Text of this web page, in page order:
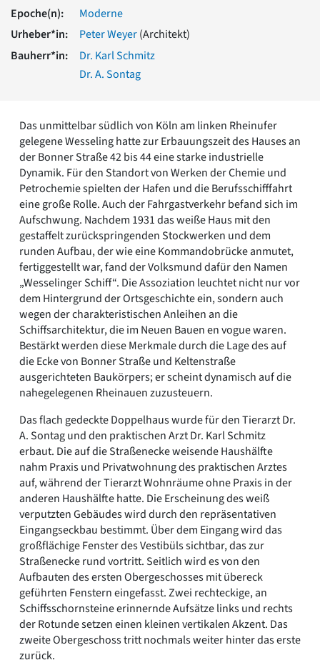
Romanik
Vorromanik
Römische Antike
Über uns
Freunde & Förderer
Kontakt
Impressum
Datenschutz
Suchbegriff eingeben
Epoche(n):
Moderne
Urheber*in:
Peter Weyer(Architekt)
Bauherr*in:
Dr. Karl Schmitz
Dr. A. Sontag
Das unmittelbar südlich von Köln am linken Rheinufer
gelegene Wesseling hatte zur Erbauungszeit des Hauses an
der Bonner Straße 42 bis 44 eine starke industrielle
Dynamik. Für den Standort von Werken der Chemie und
Petrochemie spielten der Hafen und die Berufsschifffahrt
eine große Rolle. Auch der Fahrgastverkehr befand sich im
Aufschwung. Nachdem 1931 das weiße Haus mit den
gestaffelt zurückspringenden Stockwerken und dem
runden Aufbau, der wie eine Kommandobrücke anmutet,
fertiggestellt war, fand der Volksmund dafür den Namen
„Wesselinger Schiff“. Die Assoziation leuchtet nicht nur vor
dem Hintergrund der Ortsgeschichte ein, sondern auch
wegen der charakteristischen Anleihen an die
Schiffsarchitektur, die im Neuen Bauen en vogue waren.
Bestärkt werden diese Merkmale durch die Lage des auf
die Ecke von Bonner Straße und Keltenstraße
ausgerichteten Baukörpers; er scheint dynamisch auf die
nahegelegenen Rheinauen zuzusteuern.
Das flach gedeckte Doppelhaus wurde für den Tierarzt Dr.
A. Sontag und den praktischen Arzt Dr. Karl Schmitz
erbaut. Die auf die Straßenecke weisende Haushälfte
nahm Praxis und Privatwohnung des praktischen Arztes
auf, während der Tierarzt Wohnräume ohne Praxis in der
anderen Haushälfte hatte. Die Erscheinung des weiß
verputzten Gebäudes wird durch den repräsentativen
Eingangseckbau bestimmt. Über dem Eingang wird das
großflächige Fenster des Vestibüls sichtbar, das zur
Straßenecke rund vortritt. Seitlich wird es von den
Aufbauten des ersten Obergeschosses mit übereck
geführten Fenstern eingefasst. Zwei rechteckige, an
Schiffsschornsteine erinnernde Aufsätze links und rechts
der Rotunde setzen einen kleinen vertikalen Akzent. Das
zweite Obergeschoss tritt nochmals weiter hinter das erste
zurück.